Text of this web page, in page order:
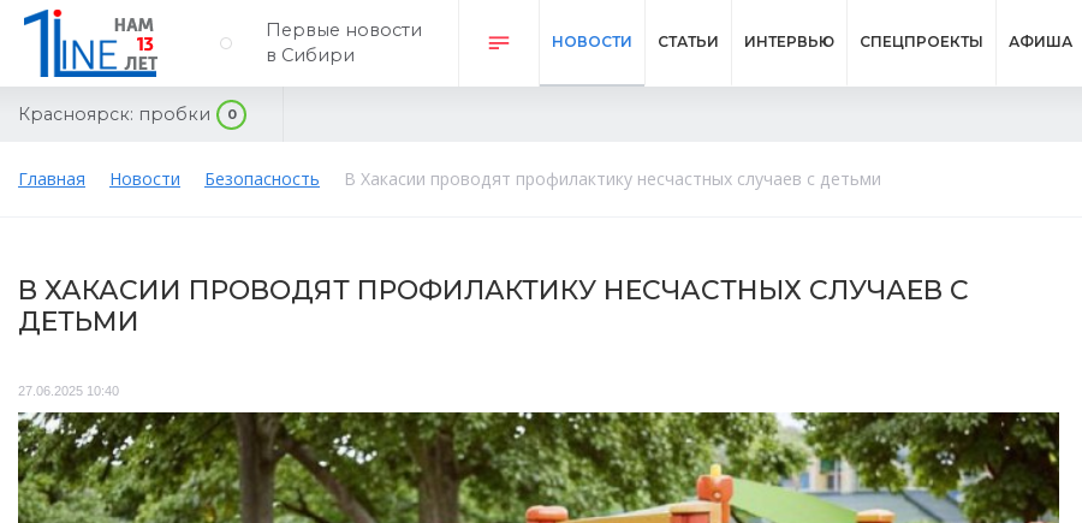
Первые новости
в Сибири
НОВОСТИ СТАТЬИ ИНТЕРВЬЮ СПЕЦПРОЕКТЫ АФИША
Красноярск: пробки 0
Главная Новости Безопасность В Хакасии проводят профилактику несчастных случаев с детьми
В ХАКАСИИ ПРОВОДЯТ ПРОФИЛАКТИКУ НЕСЧАСТНЫХ СЛУЧАЕВ С
ДЕТЬМИ
27.06.2025 10:40